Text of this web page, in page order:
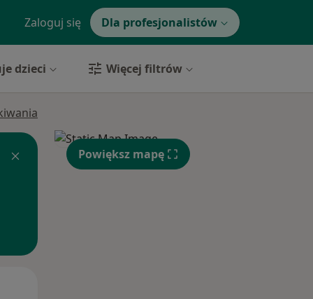
Zaloguj się Dla profesjonalistów
dzieci Więcej filtrów
Powiększ mapę